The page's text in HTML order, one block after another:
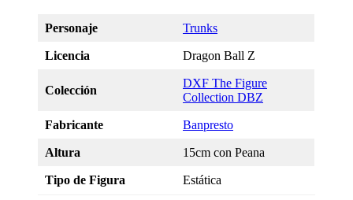
Personaje Trunks
Licencia Dragon Ball Z
Colección
DXF The Figure
Collection DBZ
Fabricante Banpresto
Altura 15cm con Peana
Tipo de Figura Estática